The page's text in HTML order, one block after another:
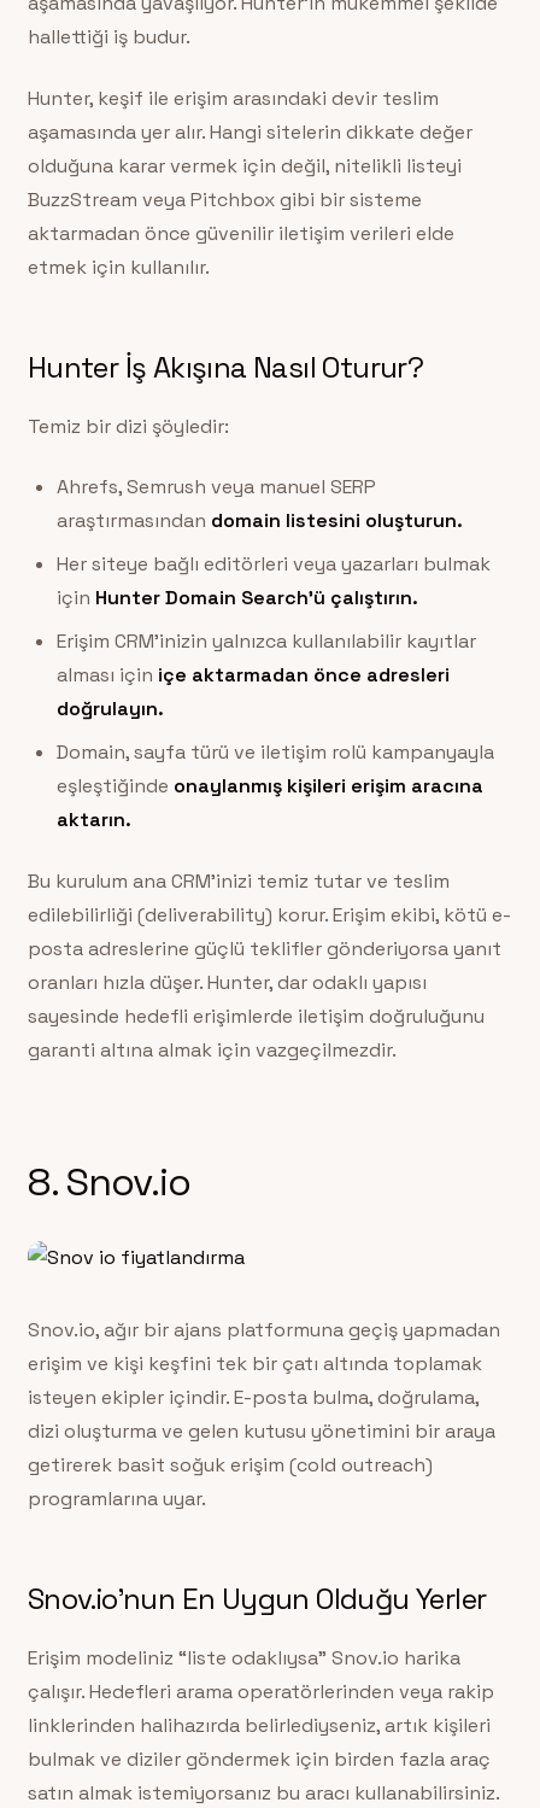
hallettiği iş budur.
Hunter, keşif ile erişim arasındaki devir teslim
aşamasında yer alır. Hangi sitelerin dikkate değer
olduğuna karar vermek için değil, nitelikli listeyi
BuzzStream veya Pitchbox gibi bir sisteme
aktarmadan önce güvenilir iletişim verileri elde
etmek için kullanılır.
Hunter İş Akışına Nasıl Oturur?
Temiz bir dizi şöyledir:
Ahrefs, Semrush veya manuel SERP
araştırmasından domain listesini oluşturun.
Her siteye bağlı editörleri veya yazarları bulmak
için Hunter Domain Search’ü çalıştırın.
Erişim CRM’inizin yalnızca kullanılabilir kayıtlar
alması için içe aktarmadan önce adresleri
doğrulayın.
Domain, sayfa türü ve iletişim rolü kampanyayla
eşleştiğinde onaylanmış kişileri erişim aracına
aktarın.
Bu kurulum ana CRM’inizi temiz tutar ve teslim
edilebilirliği (deliverability) korur. Erişim ekibi, kötü e-
posta adreslerine güçlü teklifler gönderiyorsa yanıt
oranları hızla düşer. Hunter, dar odaklı yapısı
sayesinde hedefli erişimlerde iletişim doğruluğunu
garanti altına almak için vazgeçilmezdir.
8. Snov.io
Snov.io, ağır bir ajans platformuna geçiş yapmadan
erişim ve kişi keşfini tek bir çatı altında toplamak
isteyen ekipler içindir. E-posta bulma, doğrulama,
dizi oluşturma ve gelen kutusu yönetimini bir araya
getirerek basit soğuk erişim (cold outreach)
programlarına uyar.
Snov.io’nun En Uygun Olduğu Yerler
Erişim modeliniz “liste odaklıysa” Snov.io harika
çalışır. Hedefleri arama operatörlerinden veya rakip
linklerinden halihazırda belirlediyseniz, artık kişileri
bulmak ve diziler göndermek için birden fazla araç
satın almak istemiyorsanız bu aracı kullanabilirsiniz.